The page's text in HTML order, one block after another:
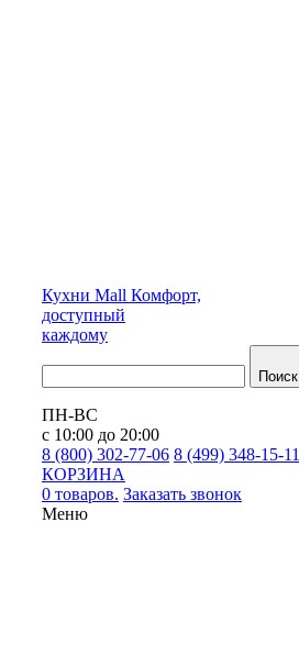
Кухни Mall Комфорт,
доступный
каждому
Поиск
ПН-ВС
с 10:00 до 20:00
8 (800) 302-77-06 8 (499) 348-15-11
КОРЗИНА
0 товаров. Заказать звонок
Меню